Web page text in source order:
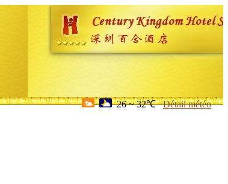
26 ~ 32℃ Détail météo